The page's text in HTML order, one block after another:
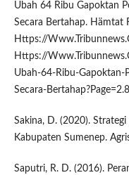
Ubah 64 Ribu Gapoktan
Secara Bertahap. Hämtat
Https://
Https://
Ubah-64-Ribu-Gapoktan-
Secara-
Sakina, D. (2020).
Kabupaten Sumenep.
Saputri, R. D. (2016).